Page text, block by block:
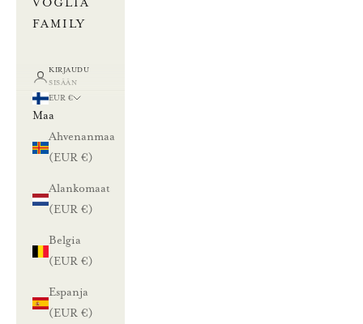
VOGLIA
FAMILY
KIRJAUDU
SISÄÄN
EUR €
Maa
Ahvenanmaa
(EUR €)
Alankomaat
(EUR €)
Belgia
(EUR €)
Espanja
(EUR €)